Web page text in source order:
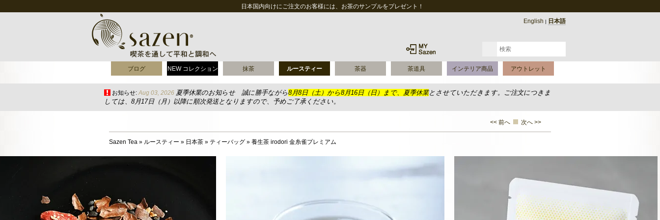
日本国内向けにご注文のお客様には、お茶のサンプルをプレゼント！
English | 日本語
ブログ NEW コレクション 抹茶 ルースティー 茶器 茶道具 インテリア商品 アウトレット
お知らせ: Aug 03, 2026 夏季休業のお知らせ 誠に勝手ながら8月8日（土）から8月16日（日）まで、夏季休業とさせていただきます。ご注文につきま
しては、8月17日（月）以降に順次発送となりますので、予めご了承ください。
<< 前へ 次へ >>
Sazen Tea » ルースティー » 日本茶 » ティーバッグ » 養生茶 irodori 金糸雀プレミアム